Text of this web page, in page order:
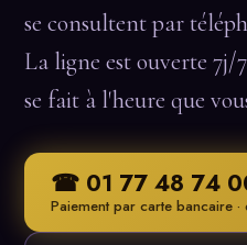
se consultent par
La ligne est ouverte 7j/
se fait à l'heure que
☎ 01 77 48 74
Paiement par carte bancaire ·